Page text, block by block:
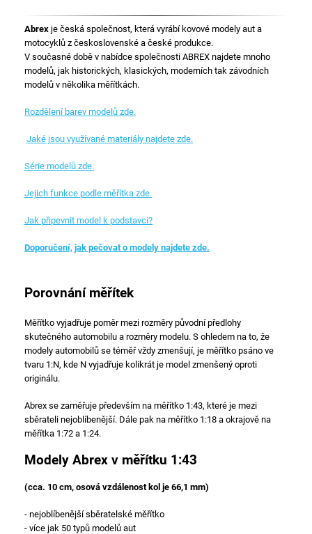
Abrex je česká společnost, která vyrábí kovové modely aut a
motocyklů z československé a české produkce.
V současné době v nabídce společnosti ABREX najdete mnoho
modelů, jak historických, klasických, moderních tak závodních
modelů v několika měřítkách.
Rozdělení barev modelů zde.
Jaké jsou využívané materiály najdete zde.
Série modelů zde.
Jejich funkce podle měřítka zde.
Jak připevnit model k podstavci?
Doporučení, jak pečovat o modely najdete zde.
Porovnání měřítek
Měřítko vyjadřuje poměr mezi rozměry původní předlohy
skutečného automobilu a rozměry modelu. S ohledem na to, že
modely automobilů se téměř vždy zmenšují, je měřítko psáno ve
tvaru 1:N, kde N vyjadřuje kolikrát je model zmenšený oproti
originálu.
Abrex se zaměřuje především na měřítko 1:43, které je mezi
sběrateli nejoblíbenější. Dále pak na měřítko 1:18 a okrajově na
měřítka 1:72 a 1:24.
Modely Abrex v měřítku 1:43
(cca. 10 cm, osová vzdálenost kol je 66,1 mm)
- nejoblíbenější sběratelské měřítko
- více jak 50 typů modelů aut